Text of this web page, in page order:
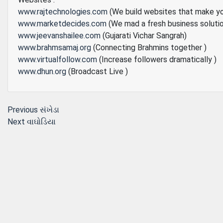
www.rajtechnologies.com (We build websites that make
www.marketdecides.com (We mad a fresh business
www.jeevanshailee.com (Gujarati Vichar Sangrah)
www.brahmsamaj.org (Connecting Brahmins together )
www.virtualfollow.com (Increase followers dramatically )
www.dhun.org (Broadcast Live )
Post
Previous Previous
post:
સંખેડા
Next Next
વાઘોડિયા